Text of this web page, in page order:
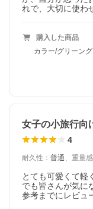
れで、大切に使わ
購入した商品
カラー/グリーン
女子の小旅行
4
耐久性 ： 普通、 重量感
とても可愛くて軽
でも皆さんが気に
参考までにレビュ